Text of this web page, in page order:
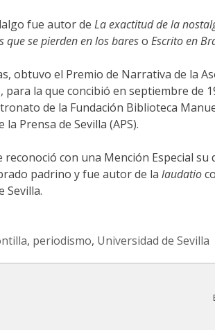
fue autor de La exactitud de la
que se pierden en los bareso Escrito en
obtuvo el Premio de Narrativa de la
la que concibió en septiembre de
de la Fundación Biblioteca
Prensa de Sevilla (APS).
con una Mención Especial
padrino y fue autor de la laudatio
Sevilla.
, periodismo, Universidad de Sevilla